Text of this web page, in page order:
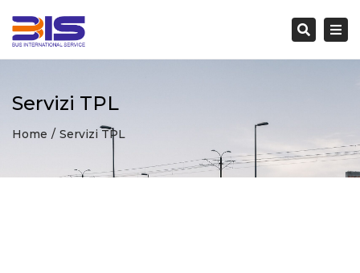
Servizi TPL
Home Servizi TPL